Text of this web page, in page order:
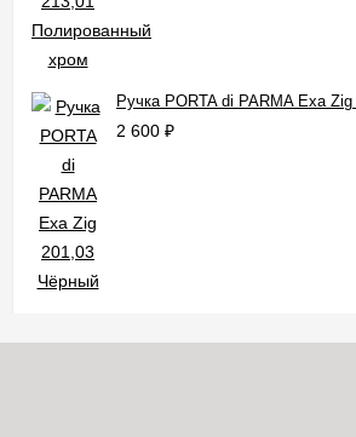
Ручка PORTA di PARMA Exa
2 600 ₽